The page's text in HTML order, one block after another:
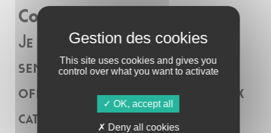
Concours de dessins
Je dessine mon arbre aux mille
senteurs, un album éponyme
offert au meilleur dessin. Deux
catégories : 4-7 ans, et 7-10
This site uses cookies and gives you
control over what you want to activate
OK, accept all
Deny all cookies